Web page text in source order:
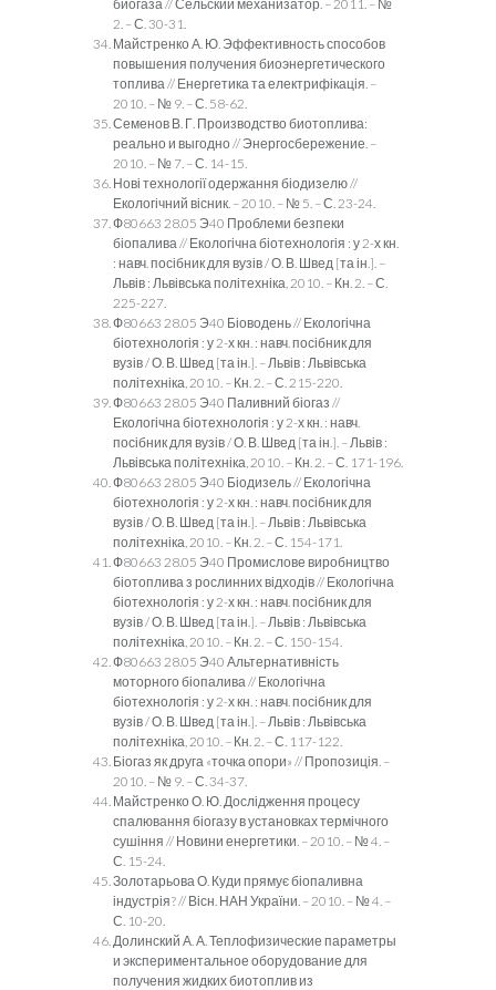
биогаза // Сельский механизатор. – 2011. – №
2. – С. 30-31.
Майстренко А. Ю. Эффективность способов
повышения получения биоэнергетического
топлива // Енергетика та електрифікація. –
2010. – № 9. – С. 58-62.
Семенов В. Г. Производство биотоплива:
реально и выгодно // Энергосбережение. –
2010. – № 7. – С. 14-15.
Нові технології одержання біодизелю //
Екологічний вісник. – 2010. – № 5. – С. 23-24.
Ф80663 28.05 Э40 Проблеми безпеки
біопалива // Екологічна біотехнологія : у 2-х кн.
: навч. посібник для вузів / О. В. Швед [та ін.]. –
Львів : Львівська політехніка, 2010. – Кн. 2. – С.
225-227.
Ф80663 28.05 Э40 Біоводень // Екологічна
біотехнологія : у 2-х кн. : навч. посібник для
вузів / О. В. Швед [та ін.]. – Львів : Львівська
політехніка, 2010. – Кн. 2. – С. 215-220.
Ф80663 28.05 Э40 Паливний біогаз //
Екологічна біотехнологія : у 2-х кн. : навч.
посібник для вузів / О. В. Швед [та ін.]. – Львів :
Львівська політехніка, 2010. – Кн. 2. – С. 171-196.
Ф80663 28.05 Э40 Біодизель // Екологічна
біотехнологія : у 2-х кн. : навч. посібник для
вузів / О. В. Швед [та ін.]. – Львів : Львівська
політехніка, 2010. – Кн. 2. – С. 154-171.
Ф80663 28.05 Э40 Промислове виробництво
біотоплива з рослинних відходів // Екологічна
біотехнологія : у 2-х кн. : навч. посібник для
вузів / О. В. Швед [та ін.]. – Львів : Львівська
політехніка, 2010. – Кн. 2. – С. 150-154.
Ф80663 28.05 Э40 Альтернативність
моторного біопалива // Екологічна
біотехнологія : у 2-х кн. : навч. посібник для
вузів / О. В. Швед [та ін.]. – Львів : Львівська
політехніка, 2010. – Кн. 2. – С. 117-122.
Біогаз як друга «точка опори» // Пропозиція. –
2010. – № 9. – С. 34-37.
Майстренко О. Ю. Дослідження процесу
спалювання біогазу в установках термічного
сушіння // Новини енергетики. – 2010. – № 4. –
С. 15-24.
Золотарьова О. Куди прямує біопаливна
індустрія? // Вісн. НАН України. – 2010. – № 4. –
С. 10-20.
Долинский А. А. Теплофизические параметры
и экспериментальное оборудование для
получения жидких биотоплив из